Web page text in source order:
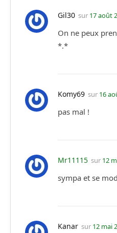
Gil30 sur 17 août
On ne peux
*.*
Komy69 sur 16
pas mal !
Mr11115 sur 12
sympa et se
Kanar sur 12 mai